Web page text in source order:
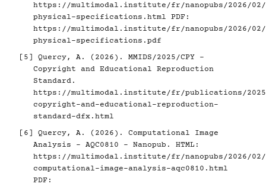
https://multimodal.institute/fr/nanopubs/2026/02/
physical-specifications.html PDF:
https://multimodal.institute/fr/nanopubs/2026/02/
physical-specifications.pdf
[5]
Quercy, A. (2026). MMIDS/2025/CPY -
Copyright and Educational Reproduction
Standard.
https://multimodal.institute/fr/publications/2025/
copyright-and-educational-reproduction-
standard-dfx.html
[6]
Quercy, A. (2026). Computational Image
Analysis - AQC0810 - Nanopub. HTML:
https://multimodal.institute/fr/nanopubs/2026/02/
computational-image-analysis-aqc0810.html
PDF: